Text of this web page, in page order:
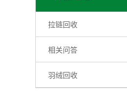
拉链回收
相关问答
羽绒回收